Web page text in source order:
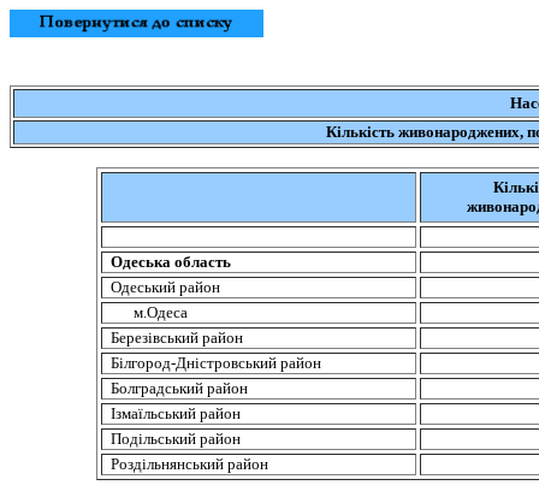
Кількість живонароджених,
Одеськаобласть
Одеськийрайон
м.Одеса
Березівськийрайон
Білгород-Дністровськийрайон
Болградськийрайон
Ізмаїльськийрайон
Подільськийрайон
Роздільнянськийрайон